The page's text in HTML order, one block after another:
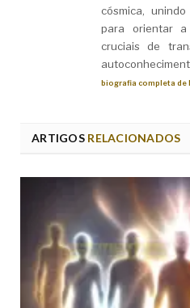
cósmica,
para orientar a
cruciais de
biografia completa de
ARTIGOSRELACIONADOS